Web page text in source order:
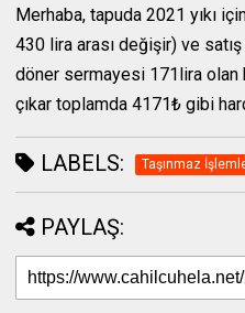
Merhaba, tapuda 2021 yıkı
430 lira arası değişir) ve
döner sermayesi 171lira olan
çıkar toplamda 4171₺ gibi
LABELS: Taşınmaz
PAYLAŞ: